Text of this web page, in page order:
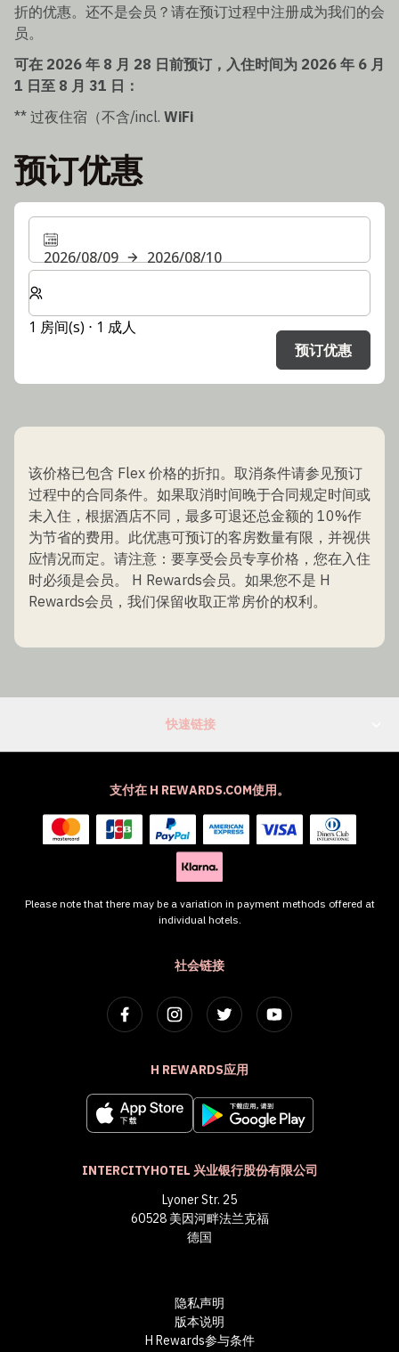
折的优惠。还不是会员？请在预订过程中注册成为我们的会
员。
可在 2026 年 8 月 28 日前预订，入住时间为 2026 年 6 月
1 日至 8 月 31 日：
** 过夜住宿（不含/incl. WiFi
预订优惠
2026/08/09
2026/08/10
选择房间数和入住人数
1 房间(s) ⋅ 1 成人
预订优惠
该价格已包含 Flex 价格的折扣。取消条件请参见预订
过程中的合同条件。如果取消时间晚于合同规定时间或
未入住，根据酒店不同，最多可退还总金额的 10%作
为节省的费用。此优惠可预订的客房数量有限，并视供
应情况而定。请注意：要享受会员专享价格，您在入住
时必须是会员。 H Rewards会员。如果您不是 H
Rewards会员，我们保留收取正常房价的权利。
快速链接
社会链接
H REWARDS应用
INTERCITYHOTEL 兴业银行股份有限公司
Lyoner Str. 25
60528 美因河畔法兰克福
德国
支付在 H REWARDS.COM使用。
Please note that there may be a variation in payment methods offered at
individual hotels.
隐私声明
版本说明
H Rewards参与条件